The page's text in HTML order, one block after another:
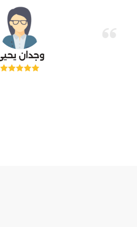
وجدان يحيى